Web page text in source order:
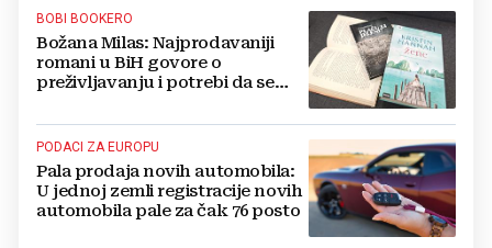
BOBI BOOKERO
Božana Milas: Najprodavaniji
romani u BiH govore o
preživljavanju i potrebi da se
PODACI ZA EUROPU
Pala prodaja novih automobila:
U jednoj zemli registracije novih
automobila pale za čak 76 posto